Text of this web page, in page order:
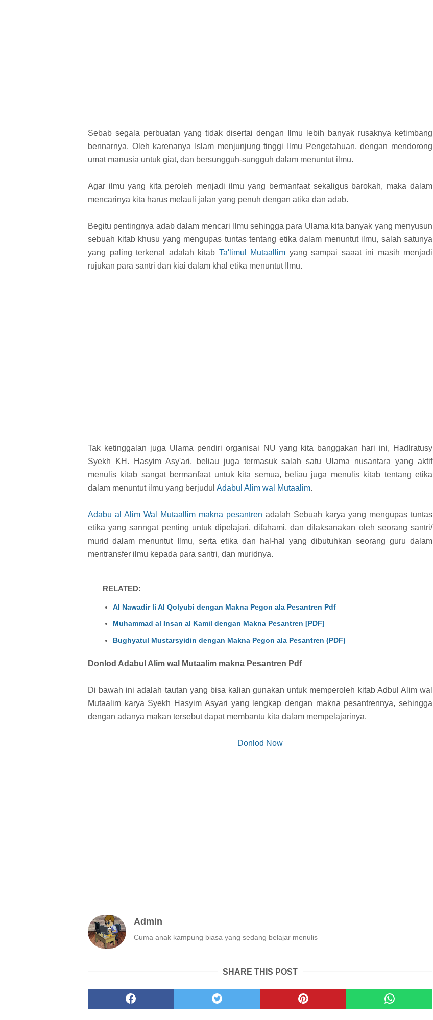
Sebab segala perbuatan yang tidak disertai dengan Ilmu lebih banyak rusaknya ketimbang
bennarnya. Oleh karenanya Islam menjunjung tinggi Ilmu Pengetahuan, dengan mendorong
umat manusia untuk giat, dan bersungguh-sungguh dalam menuntut ilmu.
Agar ilmu yang kita peroleh menjadi ilmu yang bermanfaat sekaligus barokah, maka dalam
mencarinya kita harus melauli jalan yang penuh dengan atika dan adab.
Begitu pentingnya adab dalam mencari Ilmu sehingga para Ulama kita banyak yang menyusun
sebuah kitab khusu yang mengupas tuntas tentang etika dalam menuntut ilmu, salah satunya
yang paling terkenal adalah kitab Ta'limul Mutaallim yang sampai saaat ini masih menjadi
rujukan para santri dan kiai dalam khal etika menuntut Ilmu.
Tak ketinggalan juga Ulama pendiri organisai NU yang kita banggakan hari ini, Hadlratusy
Syekh KH. Hasyim Asy'ari, beliau juga termasuk salah satu Ulama nusantara yang aktif
menulis kitab sangat bermanfaat untuk kita semua, beliau juga menulis kitab tentang etika
dalam menuntut ilmu yang berjudul Adabul Alim wal Mutaalim.
Adabu al Alim Wal Mutaallim makna pesantren adalah Sebuah karya yang mengupas tuntas
etika yang sanngat penting untuk dipelajari, difahami, dan dilaksanakan oleh seorang santri/
murid dalam menuntut Ilmu, serta etika dan hal-hal yang dibutuhkan seorang guru dalam
mentransfer ilmu kepada para santri, dan muridnya.
RELATED:
Al Nawadir li Al Qolyubi dengan Makna Pegon ala Pesantren Pdf
Muhammad al Insan al Kamil dengan Makna Pesantren [PDF]
Bughyatul Mustarsyidin dengan Makna Pegon ala Pesantren (PDF)
Donlod Adabul Alim wal Mutaalim makna Pesantren Pdf
Di bawah ini adalah tautan yang bisa kalian gunakan untuk memperoleh kitab Adbul Alim wal
Mutaalim karya Syekh Hasyim Asyari yang lengkap dengan makna pesantrennya, sehingga
dengan adanya makan tersebut dapat membantu kita dalam mempelajarinya.
Donlod Now
Admin
Cuma anak kampung biasa yang sedang belajar menulis
SHARE THIS POST